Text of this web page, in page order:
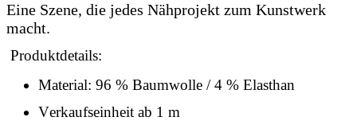
Eine Szene, die jedes Nähprojekt zum Kunstwerk
macht.
Produktdetails:
Material: 96 % Baumwolle / 4 % Elasthan
Verkaufseinheit ab 1 m